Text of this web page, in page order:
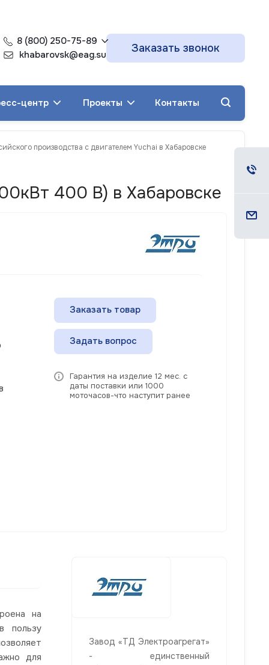
8 (800) 250-75-89
khabarovsk@eag.su
Заказать звонок
центр Проекты Контакты
производства с двигателем Yuchai в Хабаровске
400 В) в Хабаровске
Заказать товар
Задать вопрос
Гарантия на изделие 12 мес. с
даты поставки или 1000
моточасов-что наступит ранее
на
пользу
для
Завод «ТД Электроагрегат»
- единственный